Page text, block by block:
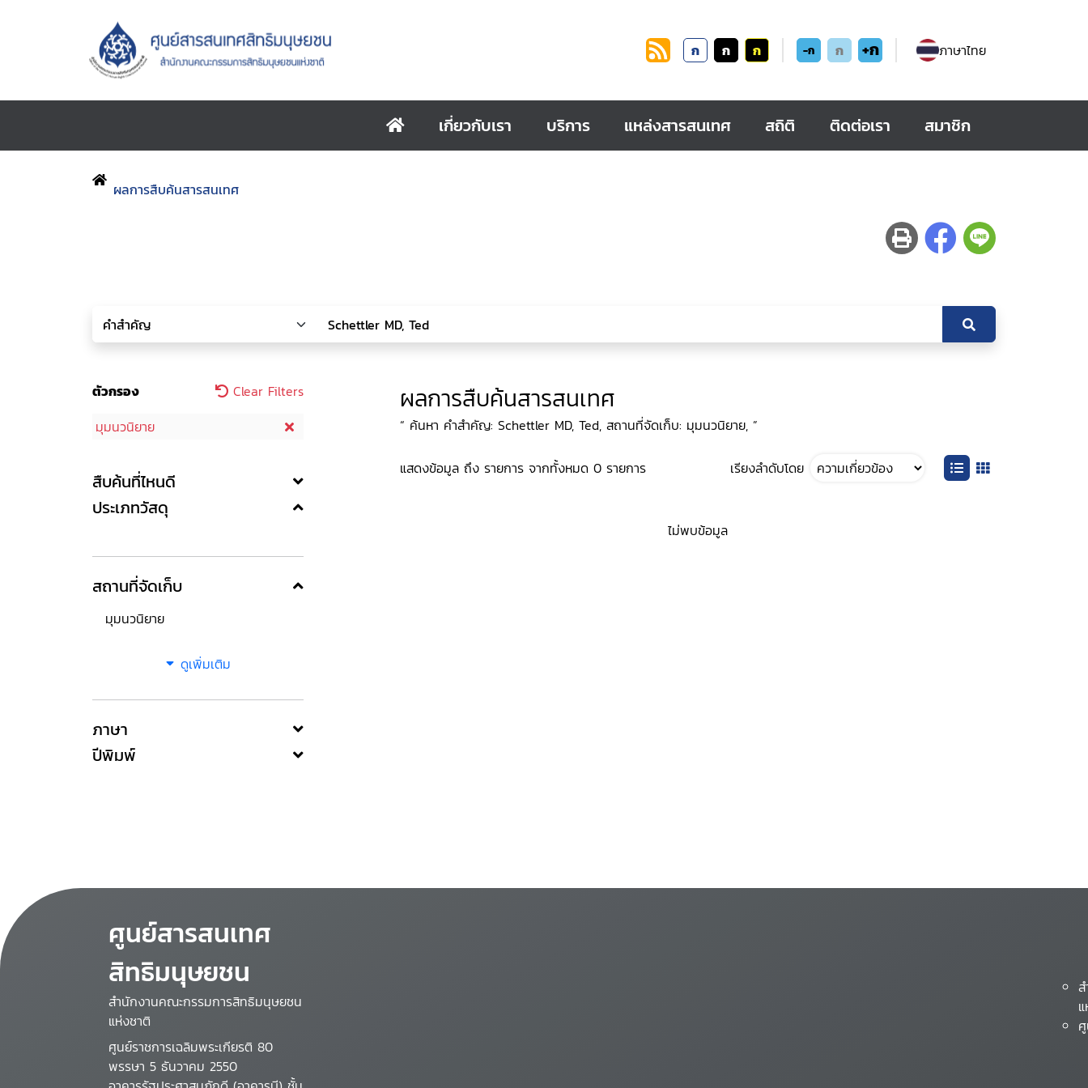
ก ก ก -ก ก +ก ภาษาไทย
เกี่ยวกับเรา บริการ แหล่งสารสนเทศ สถิติ ติดต่อเรา สมาชิก
ผลการสืบค้นสารสนเทศ
ตัวกรอง
Clear Filters
มุมนวนิยาย
สืบค้นที่ไหนดี
ประเภทวัสดุ
สถานที่จัดเก็บ
มุมนวนิยาย
ดูเพิ่มเติม
ภาษา
ปีพิมพ์
ผลการสืบค้นสารสนเทศ
“ ค้นหา คำสำคัญ: Schettler MD, Ted, สถานที่จัดเก็บ: มุมนวนิยาย, ”
แสดงข้อมูล ถึง รายการ จากทั้งหมด 0 รายการ เรียงลำดับโดย
ไม่พบข้อมูล
ศูนย์สารสนเทศ
สิทธิมนุษยชน
สำนักงานคณะกรรมการสิทธิมนุษยชน
แห่งชาติ
ศูนย์ราชการเฉลิมพระเกียรติ 80
พรรษา 5 ธันวาคม 2550